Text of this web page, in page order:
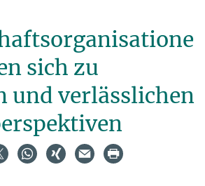
sich zu
und verlässlichen